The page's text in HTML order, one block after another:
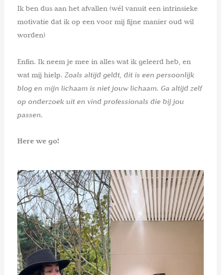
Ik ben dus aan het afvallen (wél vanuit een intrinsieke
motivatie dat ik op een voor mij fijne manier oud wil
worden)
Enfin. Ik neem je mee in alles wat ik geleerd heb, en
wat mij hielp.Zoals altijd geldt, dit is een persoonlijk
blog en mijn lichaam is niet jouw lichaam. Ga altijd zelf
op onderzoek uit en vind professionals die bij jou
passen.
Here we go!